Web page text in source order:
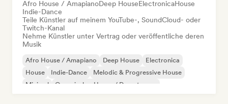
Afro House / AmapianoDeep HouseElectronicaHouse
Indie-Dance
Teile Künstler auf meinem YouTube-, SoundCloud- oder
Twitch-Kanal
Nehme Künstler unter Vertrag oder veröffentliche deren
Musik
Afro House / Amapiano Deep House
Electronica
House
Indie-Dance
Melodic & Progressive House
Minimal
Organischer House / Downtempo